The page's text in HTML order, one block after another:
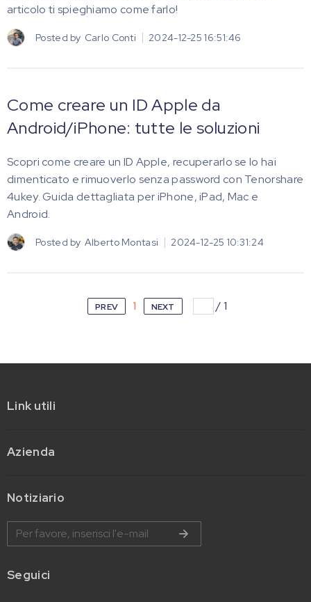
articolo ti spieghiamo come farlo!
Posted by Carlo Conti 2024-12-25 16:51:46
Come creare un ID Apple da
Android/iPhone: tutte le soluzioni
Scopri come creare un ID Apple, recuperarlo se lo hai
dimenticato e rimuoverlo senza password con Tenorshare
4ukey. Guida dettagliata per iPhone, iPad, Mac e
Android.
Posted by Alberto Montasi 2024-12-25 10:31:24
PREV 1 NEXT /1
Link utili
Azienda
Notiziario
Seguici